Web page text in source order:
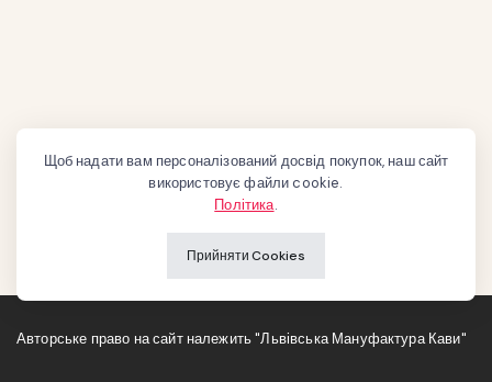
Авторське право на сайт належить "Львівська Мануфактура Кави"
Щоб надати вам персоналізований досвід покупок, наш сайт
використовує файли cookie.
Політика.
Прийняти Cookies